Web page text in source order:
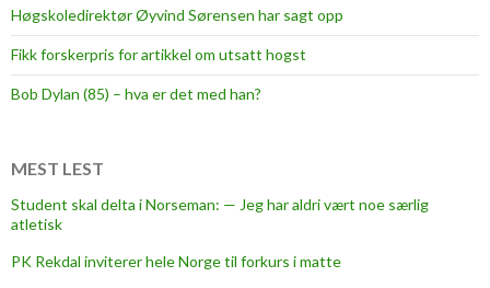
Høgskoledirektør Øyvind Sørensen har sagt opp
Fikk forskerpris for artikkel om utsatt hogst
Bob Dylan (85) – hva er det med han?
MEST LEST
Student skal delta i Norseman: — Jeg har aldri vært noe særlig
atletisk
PK Rekdal inviterer hele Norge til forkurs i matte